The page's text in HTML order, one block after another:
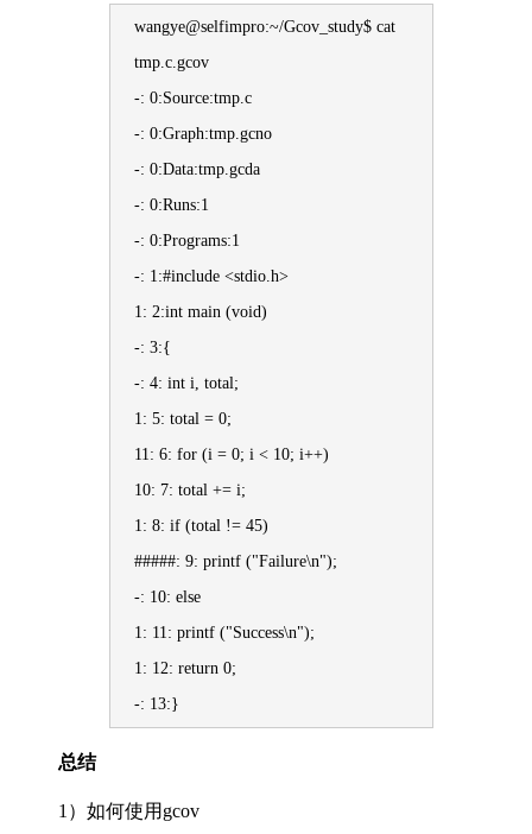
wangye@selfimpro:~/Gcov_study$ cat
tmp.c.gcov
-: 0:Source:tmp.c
-: 0:Graph:tmp.gcno
-: 0:Data:tmp.gcda
-: 0:Runs:1
-: 0:Programs:1
-: 1:#include <stdio.h>
1: 2:int main (void)
-: 3:{
-: 4: int i, total;
1: 5: total = 0;
11: 6: for (i = 0; i < 10; i++)
10: 7: total += i;
1: 8: if (total != 45)
#####: 9: printf ("Failure\n");
-: 10: else
1: 11: printf ("Success\n");
1: 12: return 0;
-: 13:}
总结
1）如何使用gcov